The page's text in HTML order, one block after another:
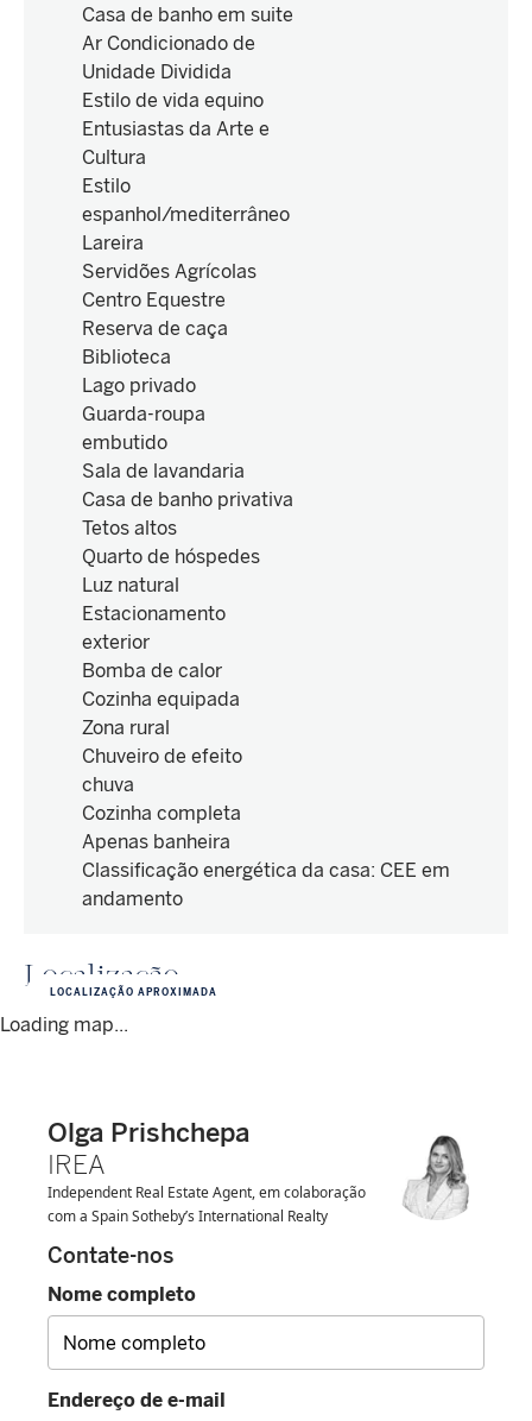
Casa de banho em suite
Ar Condicionado de
Unidade Dividida
Estilo de vida equino
Entusiastas da Arte e
Cultura
Estilo
espanhol/mediterrâneo
Lareira
Servidões Agrícolas
Centro Equestre
Reserva de caça
Biblioteca
Lago privado
Guarda-roupa
embutido
Sala de lavandaria
Casa de banho privativa
Tetos altos
Quarto de hóspedes
Luz natural
Estacionamento
exterior
Bomba de calor
Cozinha equipada
Zona rural
Chuveiro de efeito
chuva
Cozinha completa
Apenas banheira
Classificação energética da casa: CEE em
andamento
Localização
Loading map...
LOCALIZAÇÃO APROXIMADA
Olga Prishchepa
IREA
Independent Real Estate Agent, em colaboração
com a Spain Sotheby’s International Realty
Contate-nos
Nome completo
Endereço de e-mail